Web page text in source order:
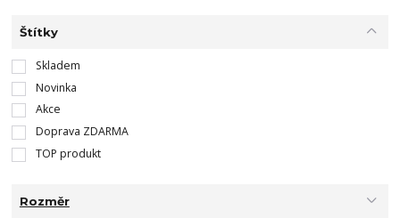
Štítky
Skladem
Novinka
Akce
Doprava ZDARMA
TOP produkt
Rozměr